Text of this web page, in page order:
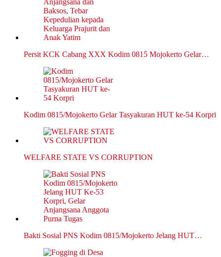
Persit KCK Cabang XXX Kodim 0815 Mojokerto Gelar…
Kodim 0815/Mojokerto Gelar Tasyakuran HUT ke-54 Korpri
WELFARE STATE VS CORRUPTION
Bakti Sosial PNS Kodim 0815/Mojokerto Jelang HUT…